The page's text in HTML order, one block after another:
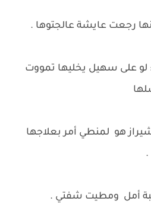
رجعت عايشة عالجتوها .
: لو على سهيل يخليها تمووت
هو لمنطي أمر بعلاجها
.
أمل ومطيت شفتي .